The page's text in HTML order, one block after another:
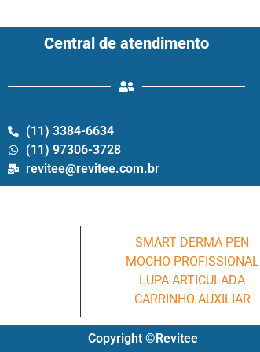
Central de atendimento
(11) 3384-6634
(11) 97306-3728
revitee@revitee.com.br
SMART DERMA PEN
MOCHO PROFISSIONAL
LUPA ARTICULADA
CARRINHO AUXILIAR
Copyright ©Revitee